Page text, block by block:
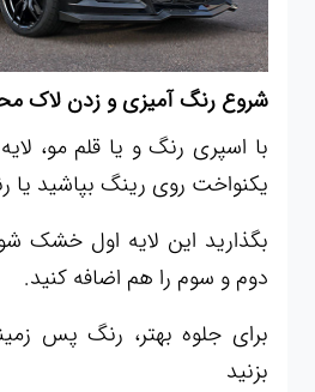
شروع رنگ آمیزی و زدن لاک
با اسپری رنگ و یا قلم مو،
یکنواخت روی رینگ بپاشید یا
بگذارید این لایه اول خشک
دوم و سوم را هم اضافه کنید.
برای جلوه بهتر، رنگ پس
بزنید